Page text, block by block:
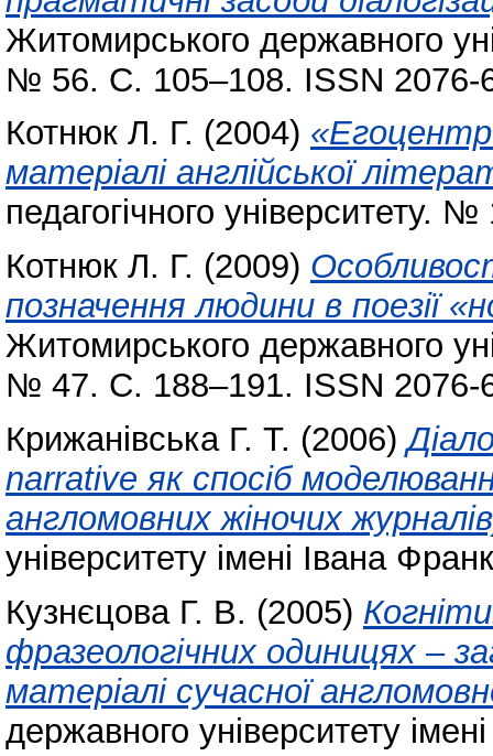
Житомирського державного
№ 56. С. 105–108. ISSN 2076-
Котнюк Л. Г. (2004)
матеріалі англійської
педагогічного університету.
Котнюк Л. Г. (2009)
позначення людини в поезії
Житомирського державного
№ 47. С. 188–191. ISSN 2076-
Крижанівська Г. Т. (2006)
narrative як спосіб
англомовних жіночих
університету імені Івана
Кузнєцова Г. В. (2005)
фразеологічних одиницях –
матеріалі сучасної
державного університету